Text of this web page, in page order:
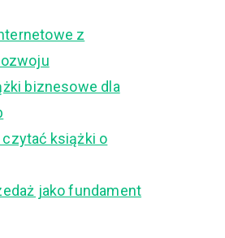
z
biznesowe dla
książki o
jako fundament